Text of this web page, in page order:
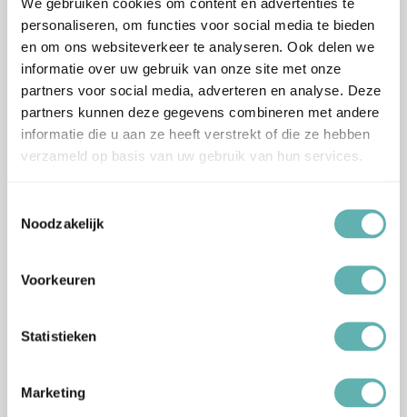
personaliseren, om functies voor social media te bieden
en om ons websiteverkeer te analyseren. Ook delen we
informatie over uw gebruik van onze site met onze
partners voor social media, adverteren en analyse. Deze
partners kunnen deze gegevens combineren met andere
informatie die u aan ze heeft verstrekt of die ze hebben
verzameld op basis van uw gebruik van hun services.
Noodzakelijk
Voorkeuren
Statistieken
Marketing
€13.09 Inclusief BTW €1.59 Inclusief BTW
Bestel
(20cm) (5 stuks)
Bestel
Ronde Gouden Taartkarton
(20cm) (50 stuks)
(BrandNewCake)
Inclusief BTW